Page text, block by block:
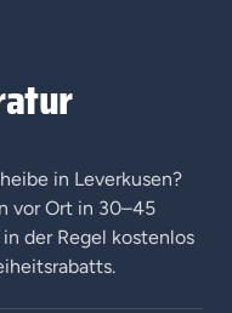
in Leverkusen?
vor Ort in 30–45
der Regel kostenlos